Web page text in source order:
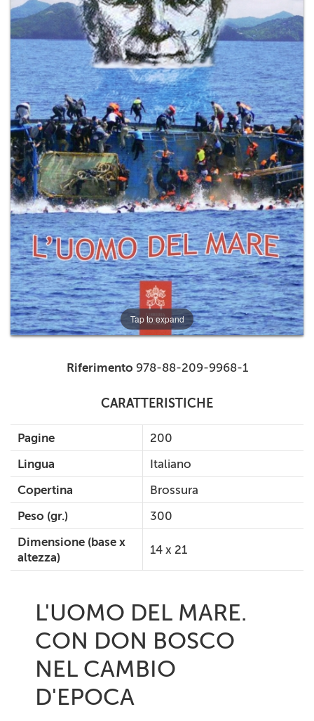
+
CEI
AUTORI VARI
Tap to expand
Riferimento 978-88-209-9968-1
CARATTERISTICHE
Pagine
200
Lingua
Italiano
Copertina
Brossura
Peso (gr.)
300
Dimensione (base x
altezza)
14 x 21
L'UOMO DEL MARE.
CON DON BOSCO
NEL CAMBIO
D'EPOCA